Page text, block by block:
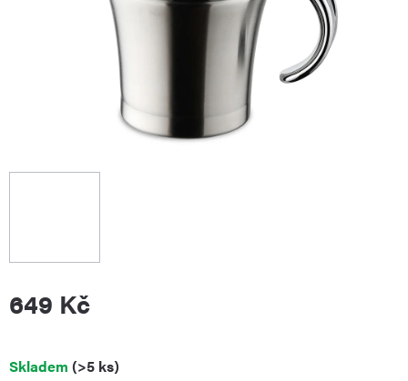
649 Kč
Měrná
Skladem (>5 ks)